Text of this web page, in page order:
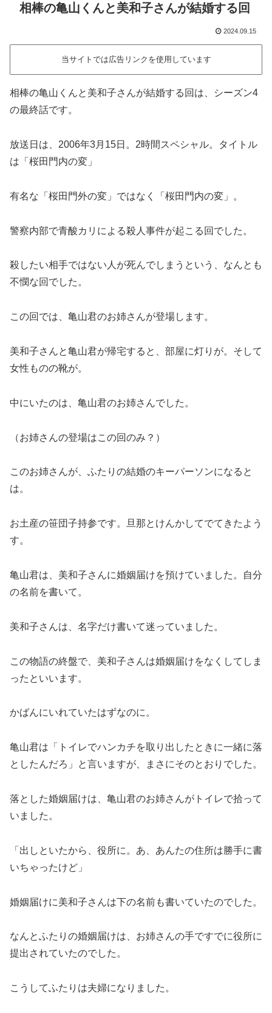
相棒の亀山くんと美和子さんが結婚する回
2024.09.15
当サイトでは広告リンクを使用しています
相棒の亀山くんと美和子さんが結婚する回は、シーズン4
の最終話です。
放送日は、2006年3月15日。2時間スペシャル。タイトル
は「桜田門内の変」
有名な「桜田門外の変」ではなく「桜田門内の変」。
警察内部で青酸カリによる殺人事件が起こる回でした。
殺したい相手ではない人が死んでしまうという、なんとも
不憫な回でした。
この回では、亀山君のお姉さんが登場します。
美和子さんと亀山君が帰宅すると、部屋に灯りが。そして
女性ものの靴が。
中にいたのは、亀山君のお姉さんでした。
（お姉さんの登場はこの回のみ？）
このお姉さんが、ふたりの結婚のキーパーソンになると
は。
お土産の笹団子持参です。旦那とけんかしてでてきたよう
す。
亀山君は、美和子さんに婚姻届けを預けていました。自分
の名前を書いて。
美和子さんは、名字だけ書いて迷っていました。
この物語の終盤で、美和子さんは婚姻届けをなくしてしま
ったといいます。
かばんにいれていたはずなのに。
亀山君は「トイレでハンカチを取り出したときに一緒に落
としたんだろ」と言いますが、まさにそのとおりでした。
落とした婚姻届けは、亀山君のお姉さんがトイレで拾って
いました。
「出しといたから、役所に。あ、あんたの住所は勝手に書
いちゃったけど」
婚姻届けに美和子さんは下の名前も書いていたのでした。
なんとふたりの婚姻届けは、お姉さんの手ですでに役所に
提出されていたのでした。
こうしてふたりは夫婦になりました。